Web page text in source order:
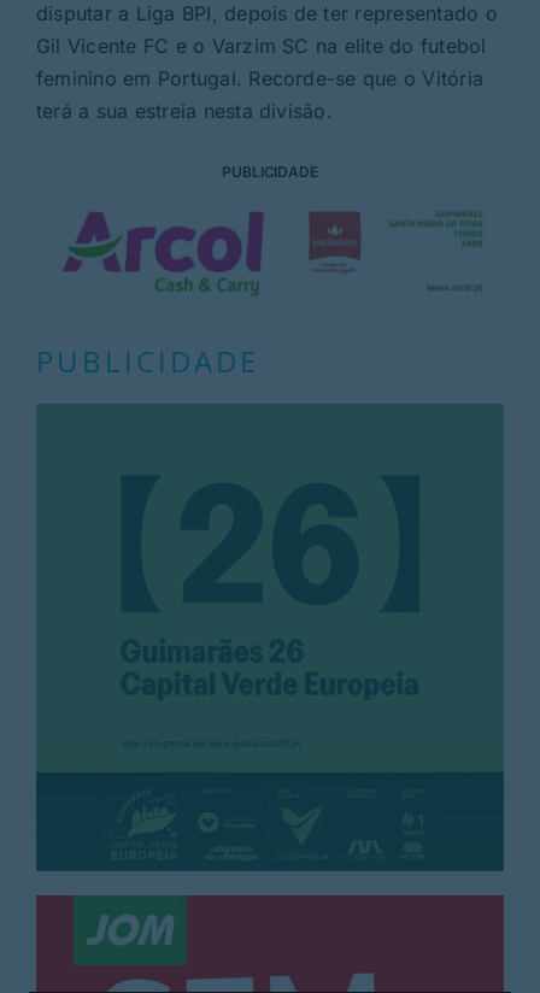
disputar a Liga BPI, depois de ter representado o
Gil Vicente FC e o Varzim SC na elite do futebol
feminino em Portugal. Recorde-se que o Vitória
terá a sua estreia nesta divisão.
PUBLICIDADE
PUBLICIDADE